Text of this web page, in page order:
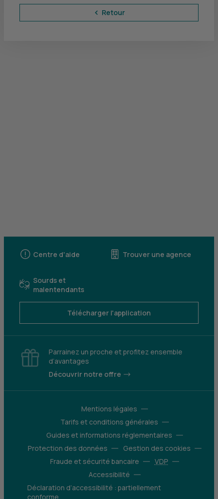
Retour
Centre d'aide Trouver une agence
Sourds et
malentendants
Télécharger l'application
Parrainez un proche et profitez ensemble
d’avantages
Découvrir notre offre
Mentions légales
Tarifs et conditions générales
Guides et informations réglementaires
Protection des données
Gestion des cookies
Fraude et sécurité bancaire
VDP
Accessibilité
Déclaration d’accessibilité : partiellement
conforme